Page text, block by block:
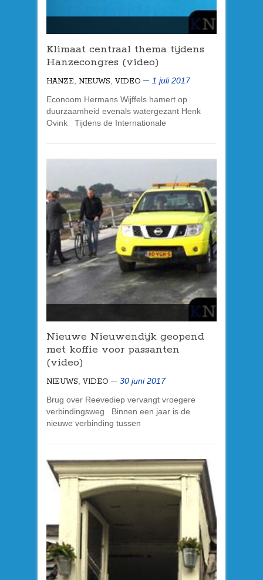
Klimaat centraal thema tijdens
Hanzecongres (video)
HANZE, NIEUWS, VIDEO
1 juli 2017
Econoom Hermans Wijffels hamert op
duurzaamheid evenals watergezant Henk
Ovink Tijdens de Internationale
Nieuwe Nieuwendijk geopend
met koffie voor passanten
(video)
NIEUWS, VIDEO
30 juni 2017
Brug over Reevediep vervangt vroegere
verbindingsweg Binnen een jaar is de
nieuwe verbinding tussen